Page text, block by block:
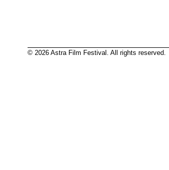
© 2026 Astra Film Festival. All rights reserved.